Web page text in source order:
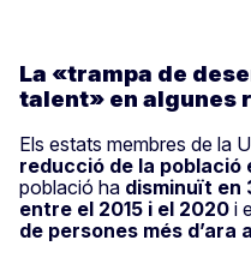
La «trampa de
talent» en algunes
Els estats membres de la
reducció de la població
població ha disminuït en
entre el 2015 i el 2020 i
de persones més d’ara